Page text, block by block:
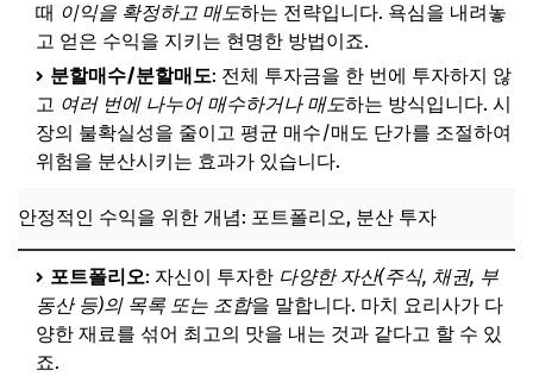
때 이익을 확정하고 매도하는 전략입니다. 욕심을 내려놓
고 얻은 수익을 지키는 현명한 방법이죠.
분할매수/분할매도: 전체 투자금을 한 번에 투자하지 않
고 여러 번에 나누어 매수하거나 매도하는 방식입니다. 시
장의 불확실성을 줄이고 평균 매수/매도 단가를 조절하여
위험을 분산시키는 효과가 있습니다.
안정적인 수익을 위한 개념: 포트폴리오, 분산 투자
포트폴리오: 자신이 투자한 다양한 자산(주식, 채권, 부
동산 등)의 목록 또는 조합을 말합니다. 마치 요리사가 다
양한 재료를 섞어 최고의 맛을 내는 것과 같다고 할 수 있
죠.